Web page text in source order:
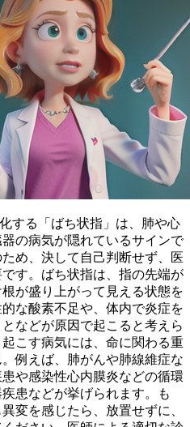
する「ばち状指」は、肺や心
の病気が隠れているサインで
ため、決して自己判断せず、医
す。ばち状指は、指の先端が
が盛り上がって見える状態を
な酸素不足や、体内で炎症を
などが原因で起こると考えら
こす病気には、命に関わる重
。例えば、肺がんや肺線維症な
や感染性心内膜炎などの循環
患などが挙げられます。も
変を感じたら、放置せずに、